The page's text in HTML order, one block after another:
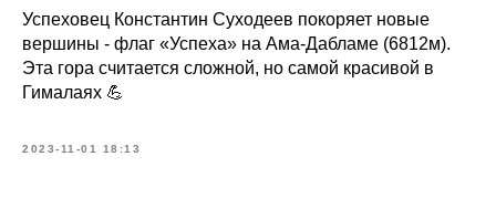
Успеховец Константин Суходеев покоряет новые
вершины - флаг «Успеха» на Ама-Дабламе (6812м).
Эта гора считается сложной, но самой красивой в
Гималаях 💪
2023-11-01 18:13